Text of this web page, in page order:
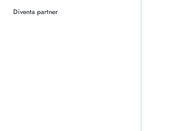
Diventa partner